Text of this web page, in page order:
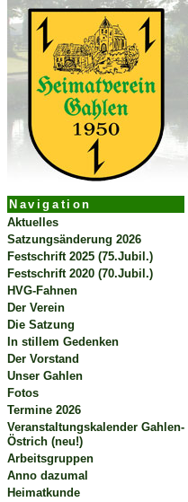
Navigation
Aktuelles
Satzungsänderung 2026
Festschrift 2025 (75.Jubil.)
Festschrift 2020 (70.Jubil.)
HVG-Fahnen
Der Verein
Die Satzung
In stillem Gedenken
Der Vorstand
Unser Gahlen
Fotos
Termine 2026
Veranstaltungskalender Gahlen-
Östrich (neu!)
Arbeitsgruppen
Anno dazumal
Heimatkunde